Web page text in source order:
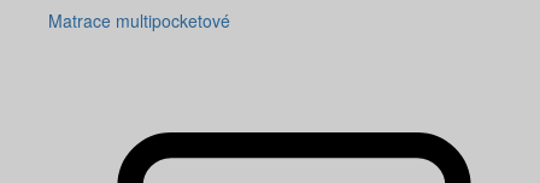
Matrace multipocketové